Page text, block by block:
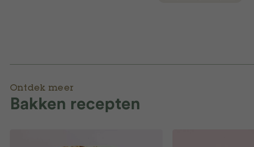
Ontdek meer
Bakken recepten